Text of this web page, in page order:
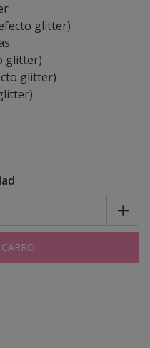
glitter)
glitter)
glitter)
+